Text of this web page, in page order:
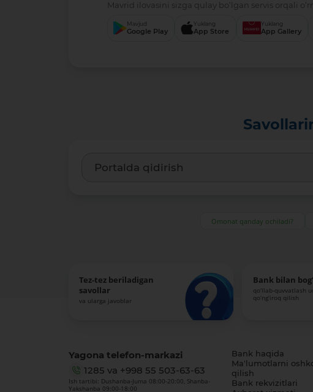
Mavrid ilovasini sizga qulay bo‘lgan servis orqali
Mavjud
Google Play
Yuklang
App Store
Yuklang
App Gallery
Omonat qanday ochiladi?
Tez-tez beriladigan
savollar
va ularga javoblar
Bank bilan
qo‘llab-quvvatlash
qo‘ng‘iroq qilish
Yagona telefon-markazi
1285 va +998 55 503-63-63
Ish tartibi: Dushanba-Juma 08:00-20:00, Shanba-
Yakshanba 09:00-18:00
Bank haqida
Ma'lumotlarni
qilish
Bank rekvizitlari